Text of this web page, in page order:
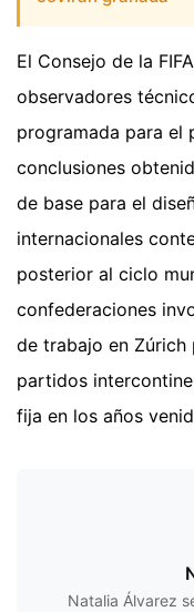
El Consejo de la
observadores
programada para el
conclusiones
de base para el
internacionales
posterior al ciclo
confederaciones
de trabajo en
partidos
fija en los años
Natalia Álvarez